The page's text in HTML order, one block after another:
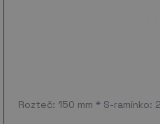
Rozteč: 150 mm * S-ramínko: